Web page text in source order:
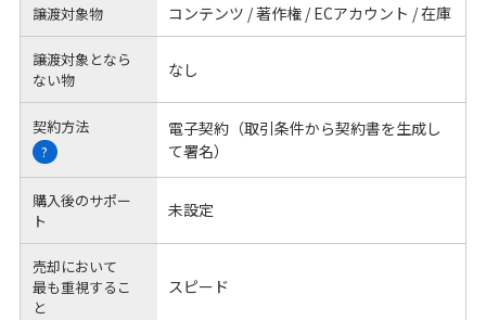
譲渡対象物 コンテンツ / 著作権 / ECアカウント / 在庫
譲渡対象となら
ない物
なし
契約方法
?
電子契約（取引条件から契約書を生成し
て署名）
購入後のサポー
ト
未設定
売却において
最も重視するこ
と
スピード